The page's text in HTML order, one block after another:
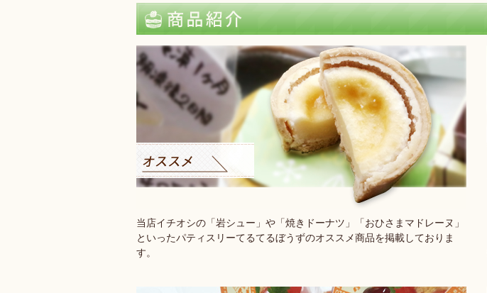
当店イチオシの「岩シュー」や「焼きドーナツ」「おひさまマドレーヌ」
といったパティスリーてるてるぼうずのオススメ商品を掲載しておりま
す。